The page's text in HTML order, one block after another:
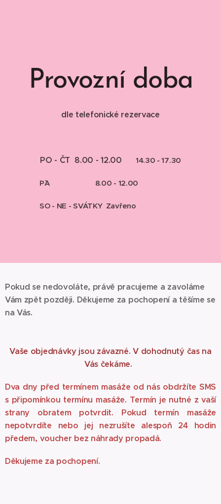
Provozní doba
dle telefonické rezervace
PO - ČT 8.00 - 12.00 14.30 - 17.30
PˇA 8.00 - 12.00
SO - NE - SVÁTKY Zavřeno
Pokud se nedovoláte, právě pracujeme a zavoláme
Vám zpět později. Děkujeme za pochopení a těšíme se
na Vás.
Vaše objednávky jsou závazné. V dohodnutý čas na
Vás čekáme.
Dva dny před termínem masáže od nás obdržíte SMS
s připomínkou termínu masáže. Termín je nutné z vaší
strany obratem potvrdit. Pokud termín masáže
nepotvrdíte nebo jej nezrušíte alespoň 24 hodin
předem, voucher bez náhrady propadá.
Děkujeme za pochopení.